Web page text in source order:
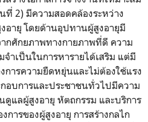
ที่ 2) มีความสอดคล้องระหว่าง
อายุ โดยด้านอุปทานผู้สูงอายุมี
กศักยภาพทางกายภาพที่ดี ความ
ำเป็นในการหารายได้เสริม แต่มี
การความยืดหยุ่นและไม่ต้องใช้แรง
อบการและประชาชนทั่วไปมีความ
ดูแลผู้สูงอายุ หัตถกรรม และบริการ
งการของผู้สูงอายุ การสร้างกลไก